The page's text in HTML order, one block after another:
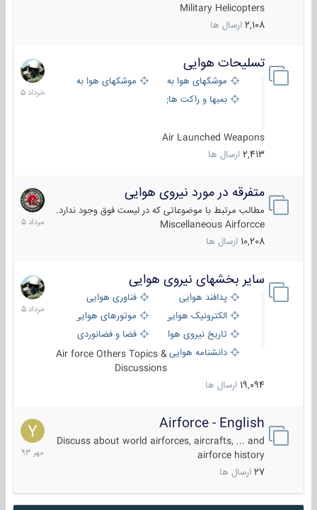
Military Helicopters
2,108 ارسال ها
تسلیحات هوایی
موشکهای هوا به هوا
موشکهای هوا به سطح
بمبها و راکت های هوایی
Air Launched Weapons
2,413 ارسال ها
30
خرداد
1405
متفرقه در مورد نیروی هوایی
مطالب مرتبط با موضوعاتی که در لیست فوق وجود ندارد.
Miscellaneous Airforcce
10,208 ارسال ها
7
مرداد
1405
سایر بخشهای نیروی هوایی
پدافند هوایی
فناوری هوایی
الکترونیک هوایی
موتورهای هوایی
تاریخ نیروی هوایی
فضا و فضانوردی
دانشنامه هواییAir force Others Topics &
Discussions
19,094 ارسال ها
2
مرداد
1405
Airforce - English
Discuss about world airforces, aircrafts, ... and
airforce history
27 ارسال ها
15
مهر
1393